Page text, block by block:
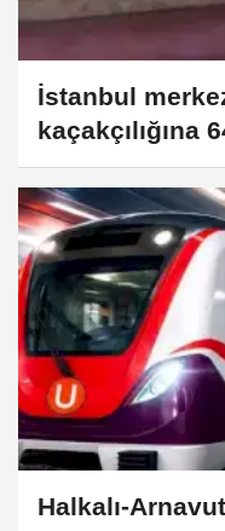
İstanbul
kaçakçılığına
Halkalı-